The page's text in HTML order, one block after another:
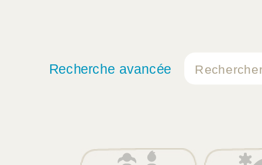
Recherche avancée